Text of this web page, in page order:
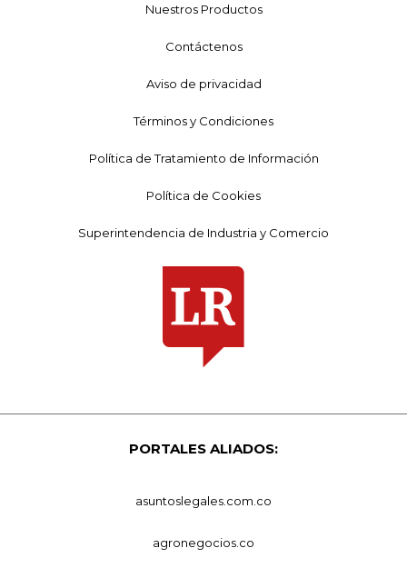
Nuestros Productos
Contáctenos
Aviso de privacidad
Términos y Condiciones
Política de Tratamiento de Información
Política de Cookies
Superintendencia de Industria y Comercio
PORTALES ALIADOS:
asuntoslegales.com.co
agronegocios.co